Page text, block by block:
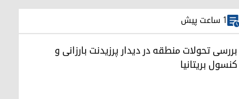
1 ساعت پیش
بررسی تحولات منطقه در دیدار پرزیدنت بارزانی و
کنسول بریتانیا